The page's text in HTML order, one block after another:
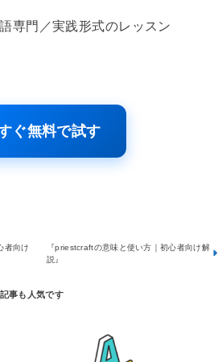
専門／実践形式のレッスン
ぐ無料で試す
者向け
『priestcraftの意味と使い方｜初心者向け解
説』